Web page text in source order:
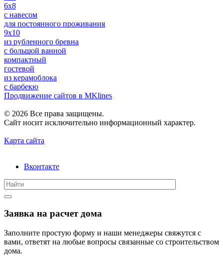
6x8
c навесом
для постоянного проживания
9x10
из рубленного бревна
с большой ванной
компактный
гостевой
из керамоблока
с барбекю
Продвижение сайтов в MKlines
© 2026 Все права защищены.
Сайт носит исключительно информационный характер.
Карта сайта
Вконтакте
Заявка на расчет дома
Заполните простую форму и наши менеджеры свяжутся с
вами, ответят на любые вопросы связанные со строительством
дома.